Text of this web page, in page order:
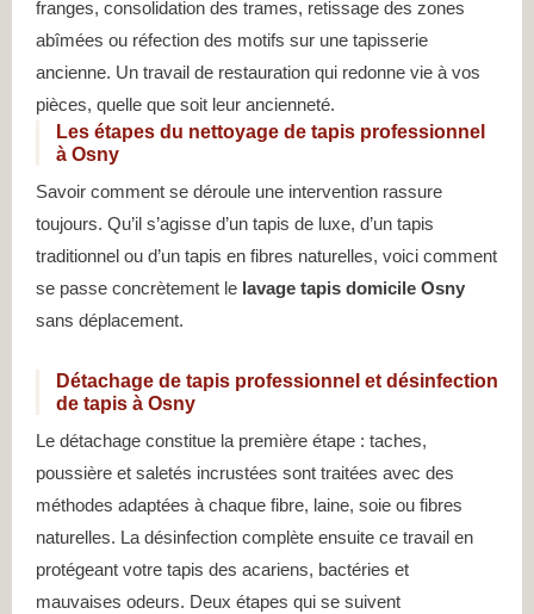
franges, consolidation des trames, retissage des zones
abîmées ou réfection des motifs sur une tapisserie
ancienne. Un travail de restauration qui redonne vie à vos
pièces, quelle que soit leur ancienneté.
Les étapes du nettoyage de tapis professionnel
à Osny
Savoir comment se déroule une intervention rassure
toujours. Qu’il s’agisse d’un tapis de luxe, d’un tapis
traditionnel ou d’un tapis en fibres naturelles, voici comment
se passe concrètement le lavage tapis domicile Osny
sans déplacement.
Détachage de tapis professionnel et désinfection
de tapis à Osny
Le détachage constitue la première étape : taches,
poussière et saletés incrustées sont traitées avec des
méthodes adaptées à chaque fibre, laine, soie ou fibres
naturelles. La désinfection complète ensuite ce travail en
protégeant votre tapis des acariens, bactéries et
mauvaises odeurs. Deux étapes qui se suivent